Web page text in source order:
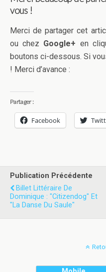
vous !
Merci de partager cet
ou chez Google+ en
boutons ci-dessous. Si
! Merci d’avance :
Partager :
Facebook
Publication Précédente
Billet Littéraire De
Dominique : "Citizendog" Et
"La Danse Du Saule"